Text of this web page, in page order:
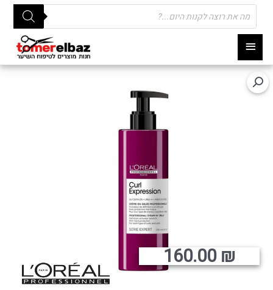
תפריט
ראשי
Products
search
160.00₪